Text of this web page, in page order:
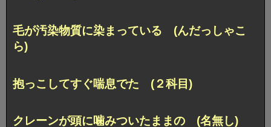
毛が汚染物質に染まっている (んだっしゃこ
ら)
抱っこしてすぐ喘息でた (２科目)
クレーンが頭に噛みついたままの (名無し)